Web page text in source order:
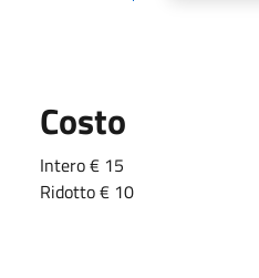
Costo
Intero € 15
Ridotto € 10